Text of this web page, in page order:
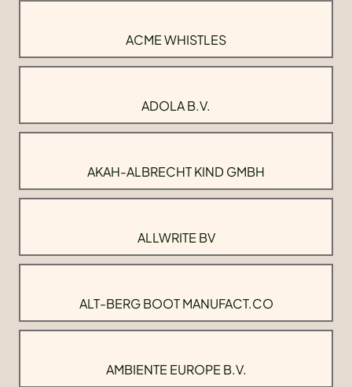
ACME WHISTLES
ADOLA B.V.
AKAH-ALBRECHT KIND GMBH
ALLWRITE BV
ALT-BERG BOOT MANUFACT.CO
AMBIENTE EUROPE B.V.